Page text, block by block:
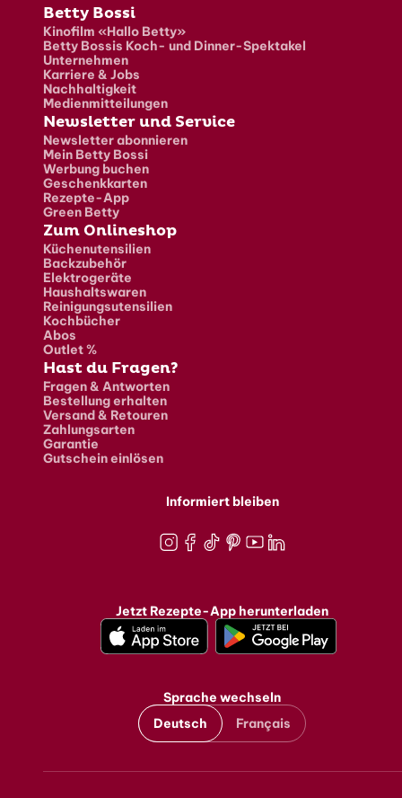
Fusszeile
Betty Bossi
Kinofilm «Hallo Betty»
Betty Bossis Koch- und Dinner-Spektakel
Unternehmen
Karriere & Jobs
Nachhaltigkeit
Medienmitteilungen
Newsletter und Service
Newsletter abonnieren
Mein Betty Bossi
Werbung buchen
Geschenkkarten
Rezepte-App
Green Betty
Zum Onlineshop
Küchenutensilien
Backzubehör
Elektrogeräte
Haushaltswaren
Reinigungsutensilien
Kochbücher
Abos
Outlet %
Hast du Fragen?
Fragen & Antworten
Bestellung erhalten
Versand & Retouren
Zahlungsarten
Garantie
Gutschein einlösen
Informiert bleiben
Jetzt Rezepte-App herunterladen
Sprache wechseln
Deutsch
Français